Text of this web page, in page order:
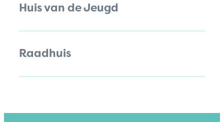
Huis van de Jeugd
Raadhuis